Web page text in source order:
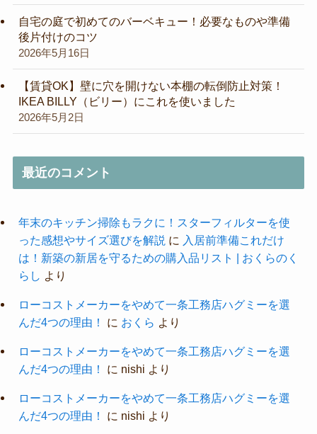
自宅の庭で初めてのバーベキュー！必要なものや準備
後片付けのコツ
2026年5月16日
【賃貸OK】壁に穴を開けない本棚の転倒防止対策！
IKEA BILLY（ビリー）にこれを使いました
2026年5月2日
最近のコメント
年末のキッチン掃除もラクに！スターフィルターを使
った感想やサイズ選びを解説 に 入居前準備これだけ
は！新築の新居を守るための購入品リスト | おくらのく
らし より
ローコストメーカーをやめて一条工務店ハグミーを選
んだ4つの理由！
に おくら より
ローコストメーカーをやめて一条工務店ハグミーを選
んだ4つの理由！
に nishi より
ローコストメーカーをやめて一条工務店ハグミーを選
んだ4つの理由！
に nishi より